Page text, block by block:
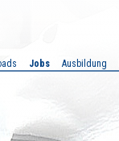
Jobs Ausbildung